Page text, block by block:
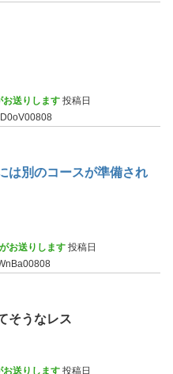
お送りします 投稿日
は別のコースが準備され
お送りします 投稿日
そうなレス
お送りします 投稿日